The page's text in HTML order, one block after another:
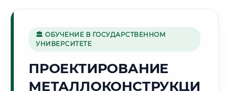
🌺
Г. АНДИЖАН
🏛 ОБУЧЕНИЕ В ГОСУДАРСТВЕННОМ
УНИВЕРСИТЕТЕ
ПРОЕКТИРОВАНИЕ
МЕТАЛЛОКОНСТРУКЦИ